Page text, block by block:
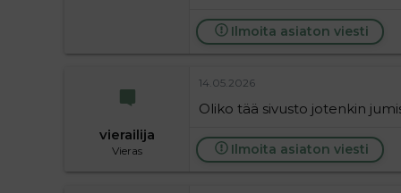
Ilmoita asiaton viesti
vierailija
Vieras
14.05.2026
Oliko tää sivusto jotenkin
Ilmoita asiaton viesti